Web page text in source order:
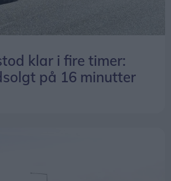
klar i fire timer:
på 16 minutter